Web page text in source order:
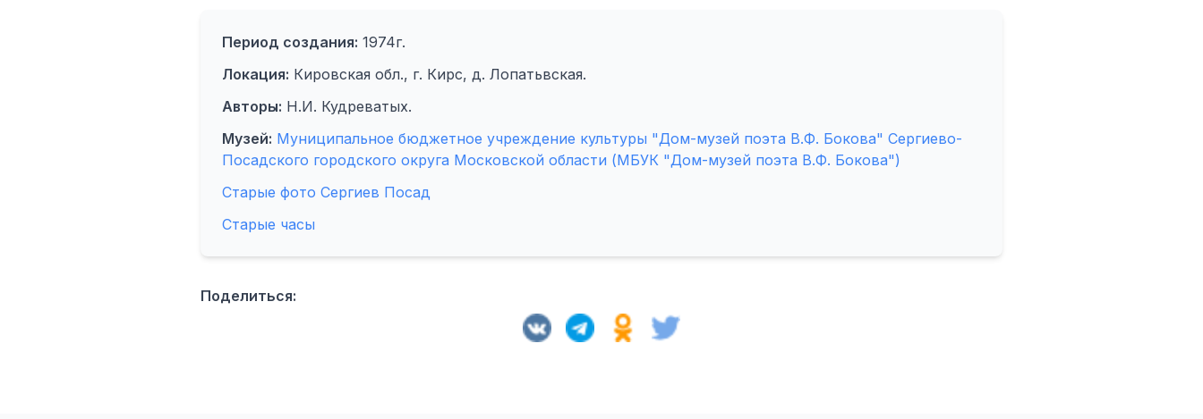
Период создания: 1974г.
Локация: Кировская обл., г. Кирс, д. Лопатьвская.
Авторы: Н.И. Кудреватых.
Музей: Муниципальное бюджетное учреждение культуры "Дом-музей поэта В.Ф. Бокова" Сергиево-
Посадского городского округа Московской области (МБУК "Дом-музей поэта В.Ф. Бокова")
Старые фото Сергиев Посад
Старые часы
Поделиться: